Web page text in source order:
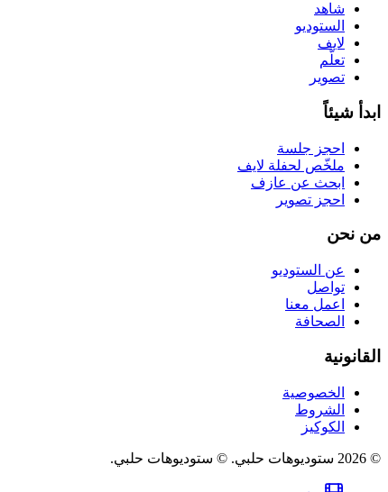
شاهد
الستوديو
لايف
تعلّم
تصوير
ابدأ شيئاً
احجز جلسة
ملخّص لحفلة لايف
ابحث عن عازف
احجز تصوير
من نحن
عن الستوديو
تواصل
اعمل معنا
الصحافة
القانونية
الخصوصية
الشروط
الكوكيز
©
2026 ستوديوهات حلبي. © ستوديوهات حلبي.